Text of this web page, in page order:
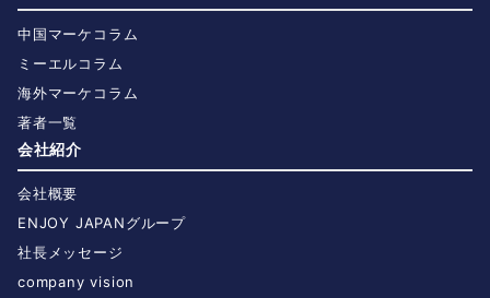
中国マーケコラム
ミーエルコラム
海外マーケコラム
著者一覧
会社紹介
会社概要
ENJOY JAPANグループ
社長メッセージ
company vision